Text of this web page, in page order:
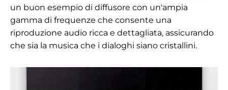
un buon esempio di diffusore con un'ampia
gamma di frequenze che consente una
riproduzione audio ricca e dettagliata, assicurando
che sia la musica che i dialoghi siano cristallini.